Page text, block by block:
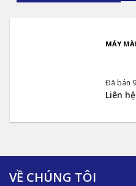
MÁY
Đã bán
Liên hệ
VỀ CHÚNG TÔI